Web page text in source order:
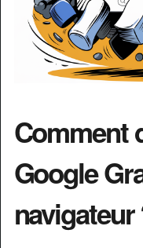
Comment
Google
navigateur